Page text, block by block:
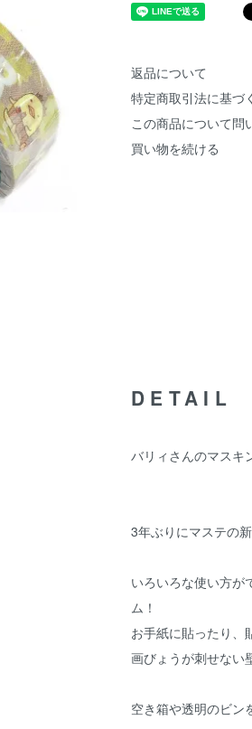
返品について
特定商取引法に基づ
この商品について問
買い物を続ける
DETAIL
バリィさんのマス
3年ぶりにマステの
いろいろな使い方が
ム！
お手紙に貼ったり、
画びょうが刺せない
空き箱や透明のビン